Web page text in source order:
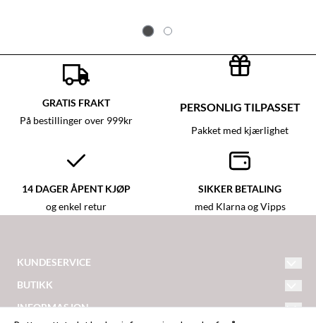
GRATIS FRAKT
På bestillinger over 999kr
PERSONLIG TILPASSET
Pakket med kjærlighet
14 DAGER ÅPENT KJØP
og enkel retur
SIKKER BETALING
med Klarna og Vipps
KUNDESERVICE
hei@detlilleekstra-narvik.no
BUTIKK
Vilkår
INFORMASJON